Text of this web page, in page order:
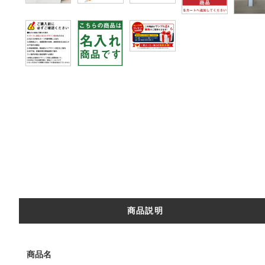
商品説明
商品名